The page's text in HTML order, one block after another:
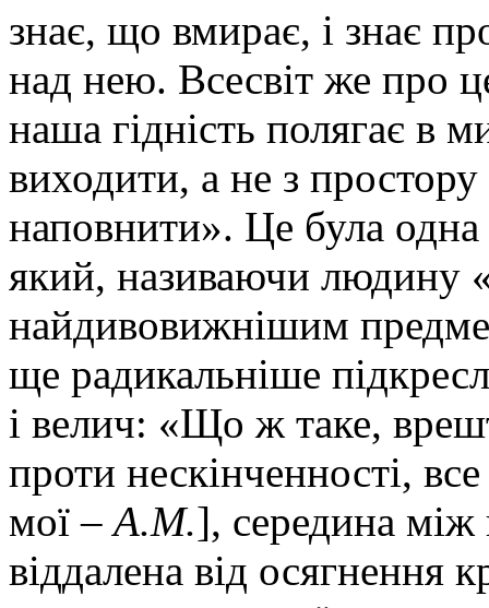
знає, що вмирає, і знає
над нею. Всесвіт же про
наша гідність полягає в
виходити, а не з
наповнити». Це була
який, називаючи людину
найдивовижнішим
ще радикальніше
і велич: «Що ж таке,
проти нескінченності,
мої –А.М.], середина між
віддалена від осягнення